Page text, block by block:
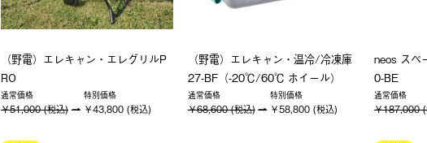
（野電）エレキャン・エレグリルP
RO
通常価格
￥51,000 (税込)
特別価格
￥43,800 (税込)
（野電）エレキャン・温冷/冷凍庫
27-BF（-20℃/60℃ ホイール）
通常価格
￥68,600 (税込)
特別価格
￥58,800 (税込)
neos スペ
0-BE
通常価格
￥187,000